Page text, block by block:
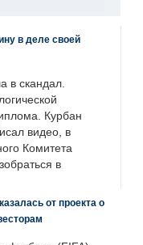
в деле своей
в скандал.
Курбан
видео, в
Комитета
в
от проекта о